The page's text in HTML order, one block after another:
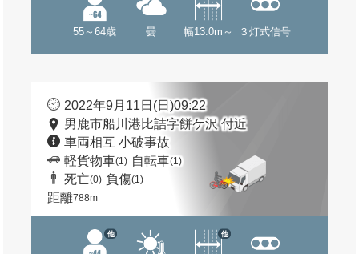
55～64歳 曇 幅13.0m～ ３灯式信号
2022年9月11日(日)09:22
男鹿市船川港比詰字餅ケ沢 付近
車両相互 小破事故
軽貨物車(1) 自転車(1)
死亡(0) 負傷(1)
距離788m
他 他